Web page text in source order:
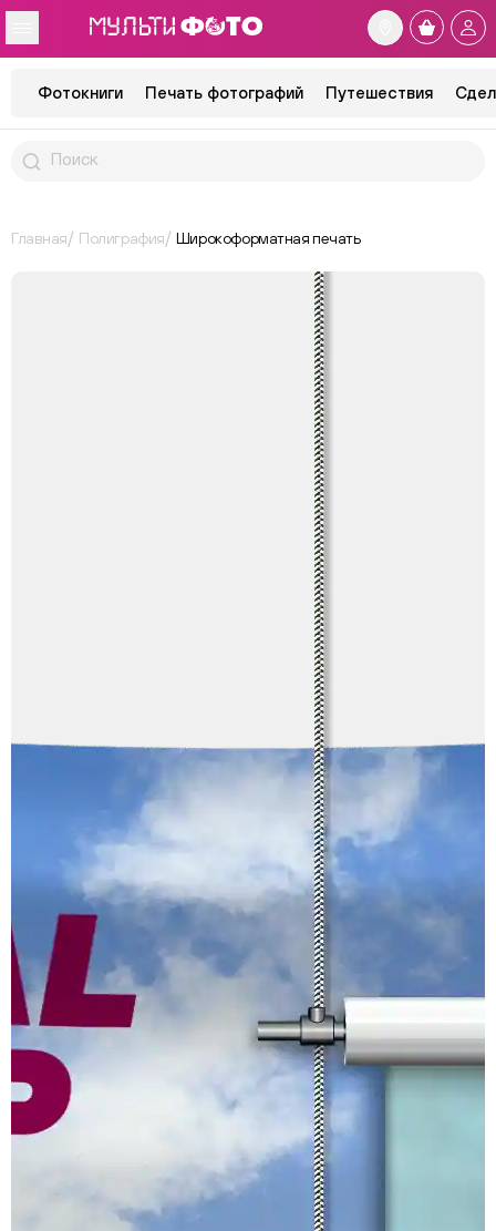
Фотокниги Печать фотографий Путешествия
Главная Полиграфия Широкоформатная печать